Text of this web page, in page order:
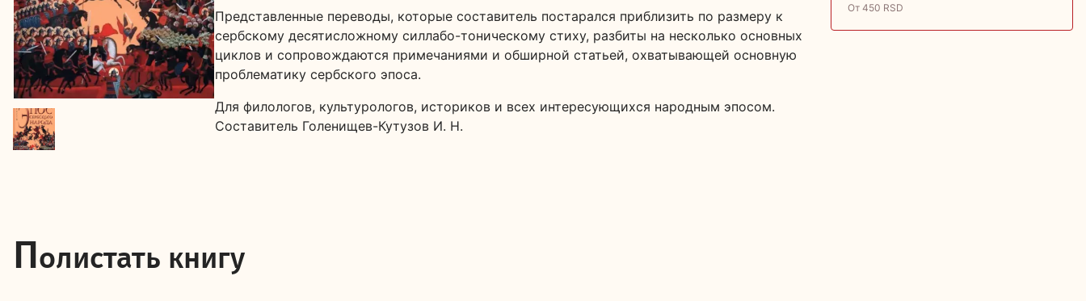
Представленные переводы, которые составитель постарался приблизить по размеру к
сербскому десятисложному силлабо-тоническому стиху, разбиты на несколько основных
циклов и сопровождаются примечаниями и обширной статьей, охватывающей основную
проблематику сербского эпоса.
Для филологов, культурологов, историков и всех интересующихся народным эпосом.
Составитель Голенищев-Кутузов И. Н.
От 450 RSD
Полистать книгу